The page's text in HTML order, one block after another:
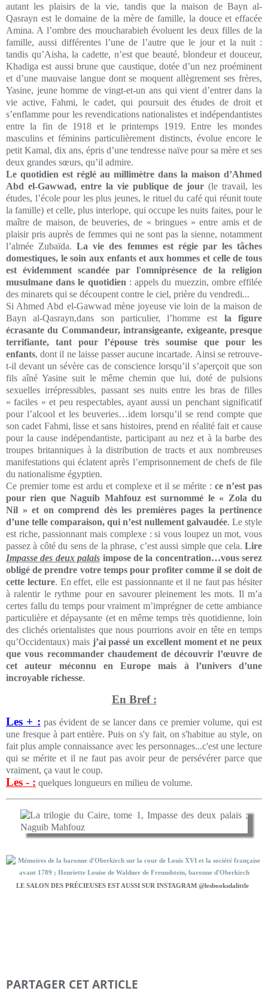
autant les plaisirs de la vie, tandis que la maison de Bayn al-
Qasrayn est le domaine de la mère de famille, la douce et effacée
Amina. A l’ombre des moucharabieh évoluent les deux filles de la
famille, aussi différentes l’une de l’autre que le jour et la nuit :
tandis qu’Aisha, la cadette, n’est que beauté, blondeur et douceur,
Khadiga est aussi brune que caustique, dotée d’un nez proéminent
et d’une mauvaise langue dont se moquent allègrement ses frères,
Yasine, jeune homme de vingt-et-un ans qui vient d’entrer dans la
vie active, Fahmi, le cadet, qui poursuit des études de droit et
s’enflamme pour les revendications nationalistes et indépendantistes
entre la fin de 1918 et le printemps 1919. Entre les mondes
masculins et féminins particulièrement distincts, évolue encore le
petit Kamal, dix ans, épris d’une tendresse naïve pour sa mère et ses
deux grandes sœurs, qu’il admire.
Le quotidien est réglé au millimètre dans la maison d’Ahmed
Abd el-Gawwad, entre la vie publique de jour (le travail, les
études, l’école pour les plus jeunes, le rituel du café qui réunit toute
la famille) et celle, plus interlope, qui occupe les nuits faites, pour le
maître de maison, de beuveries, de « bringues » entre amis et de
plaisir pris auprès de femmes qui ne sont pas la sienne, notamment
l’almée Zubaïda.La vie des femmes est régie par les tâches
domestiques, le soin aux enfants et aux hommes et celle de tous
est évidemment scandée par l'omniprésence de la religion
musulmane dans le quotidien : appels du muezzin, ombre effilée
des minarets qui se découpent contre le ciel, prière du vendredi...
Si Ahmed Abd el-Gawwad mène joyeuse vie loin de la maison de
Bayn al-Qasrayn,dans son particulier, l’homme est la figure
écrasante du Commandeur, intransigeante, exigeante, presque
terrifiante, tant pour l’épouse très soumise que pour les
enfants, dont il ne laisse passer aucune incartade. Ainsi se retrouve-
t-il devant un sévère cas de conscience lorsqu’il s’aperçoit que son
fils aîné Yasine suit le même chemin que lui, doté de pulsions
sexuelles irrépressibles, passant ses nuits entre les bras de filles
« faciles » et peu respectables, ayant aussi un penchant significatif
pour l’alcool et les beuveries…idem lorsqu’il se rend compte que
son cadet Fahmi, lisse et sans histoires, prend en réalité fait et cause
pour la cause indépendantiste, participant au nez et à la barbe des
troupes britanniques à la distribution de tracts et aux nombreuses
manifestations qui éclatent après l’emprisonnement de chefs de file
du nationalisme égyptien.
Ce premier tome est ardu et complexe et il se mérite : ce n’est pas
pour rien que Naguib Mahfouz est surnommé le « Zola du
Nil » et on comprend dès les premières pages la pertinence
d’une telle comparaison, qui n’est nullement galvaudée. Le style
est riche, passionnant mais complexe : si vous loupez un mot, vous
passez à côté du sens de la phrase, c’est aussi simple que cela. Lire
Impasse des deux palais impose de la concentration…vous serez
obligé de prendre votre temps pour profiter comme il se doit de
cette lecture. En effet, elle est passionnante et il ne faut pas hésiter
à ralentir le rythme pour en savourer pleinement les mots. Il m’a
certes fallu du temps pour vraiment m’imprégner de cette ambiance
particulière et dépaysante (et en même temps très quotidienne, loin
des clichés orientalistes que nous pourrions avoir en tête en temps
qu’Occidentaux) mais j’ai passé un excellent moment et ne peux
que vous recommander chaudement de découvrir l’œuvre de
cet auteur méconnu en Europe mais à l’univers d’une
incroyable richesse.
En Bref :
Les + : pas évident de se lancer dans ce premier volume, qui est
une fresque à part entière. Puis on s'y fait, on s'habitue au style, on
fait plus ample connaissance avec les personnages...c'est une lecture
qui se mérite et il ne faut pas avoir peur de persévérer parce que
vraiment, ça vaut le coup.
Les - : quelques longueurs en milieu de volume.
LE SALON DES PRÉCIEUSES EST AUSSI SUR INSTAGRAM @lesbooksdalittle
PARTAGER CET ARTICLE